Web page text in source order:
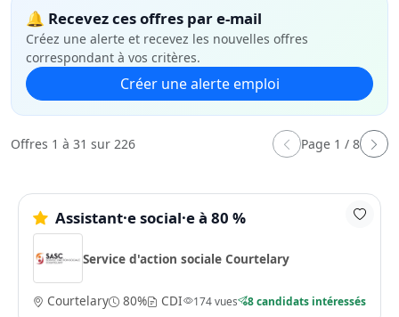
🔔 Recevez ces offres par e-mail
Créez une alerte et recevez les nouvelles offres
correspondant à vos critères.
Créer une alerte emploi
Offres 1 à 31 sur 226 Page 1 / 8
Assistant·e social·e à 80 %
Service d'action sociale Courtelary
Courtelary 80% CDI 174 vues 8 candidats intéressés